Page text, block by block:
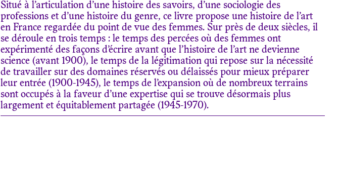
Situé à l’articulation d’une histoire des savoirs, d’une sociologie des
professions et d’une histoire du genre, ce livre propose une histoire de l’art
en France regardée du point de vue des femmes. Sur près de deux siècles, il
se déroule en trois temps : le temps des percées où des femmes ont
expérimenté des façons d’écrire avant que l’histoire de l’art ne devienne
science (avant 1900), le temps de la légitimation qui repose sur la nécessité
de travailler sur des domaines réservés ou délaissés pour mieux préparer
leur entrée (1900-1945), le temps de l’expansion où de nombreux terrains
sont occupés à la faveur d’une expertise qui se trouve désormais plus
largement et équitablement partagée (1945-1970).